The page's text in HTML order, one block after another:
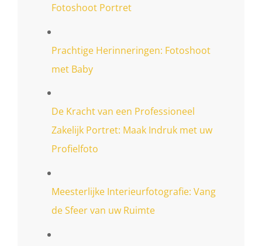
Fotoshoot Portret
Prachtige Herinneringen: Fotoshoot
met Baby
De Kracht van een Professioneel
Zakelijk Portret: Maak Indruk met uw
Profielfoto
Meesterlijke Interieurfotografie: Vang
de Sfeer van uw Ruimte